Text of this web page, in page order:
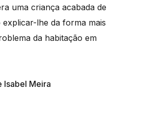
uma criança acabada de
lhe da forma mais
da habitação em
Isabel Meira